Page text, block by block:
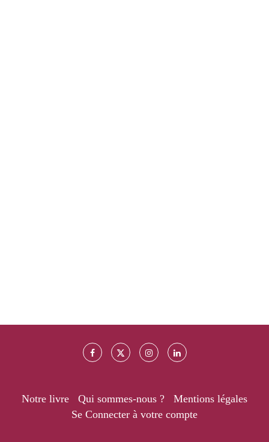
Notre livre Qui sommes-nous ?
Mentions légales
Se Connecter à votre compte